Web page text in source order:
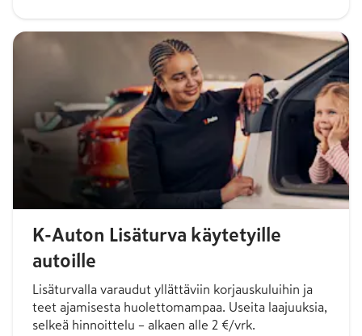
K-Auton Lisäturva käytetyille
autoille
Lisäturvalla varaudut yllättäviin korjauskuluihin ja
teet ajamisesta huolettomampaa. Useita laajuuksia,
selkeä hinnoittelu – alkaen alle 2 €/vrk.